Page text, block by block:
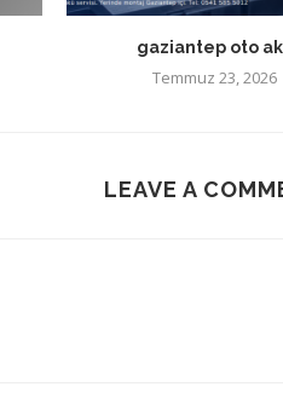
gaziantep oto
Temmuz 23, 2026
LEAVE A